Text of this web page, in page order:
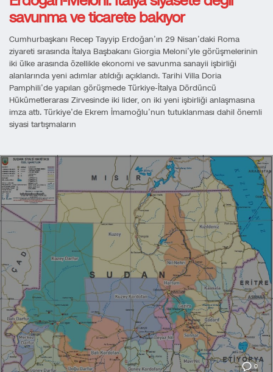
savunma ve ticarete bakıyor
Cumhurbaşkanı Recep Tayyip Erdoğan’ın 29 Nisan’daki Roma
ziyareti sırasında İtalya Başbakanı Giorgia Meloni’yle görüşmelerinin
iki ülke arasında özellikle ekonomi ve savunma sanayii işbirliği
alanlarında yeni adımlar atıldığı açıklandı. Tarihi Villa Doria
Pamphili’de yapılan görüşmede Türkiye-İtalya Dördüncü
Hükûmetlerarası Zirvesinde iki lider, on iki yeni işbirliği anlaşmasına
imza attı. Türkiye’de Ekrem İmamoğlu’nun tutuklanması dahil önemli
siyasi tartışmaların
0